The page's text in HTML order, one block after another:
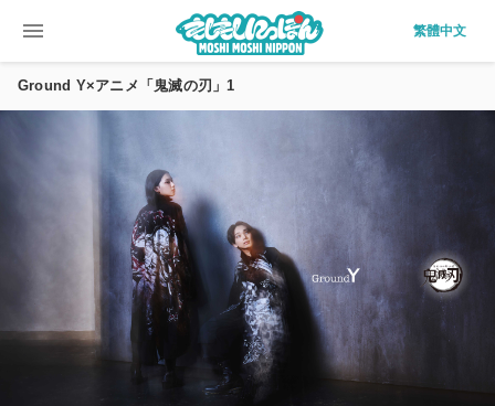
menu 繁體中文
Ground Y×アニメ「鬼滅の刃」1